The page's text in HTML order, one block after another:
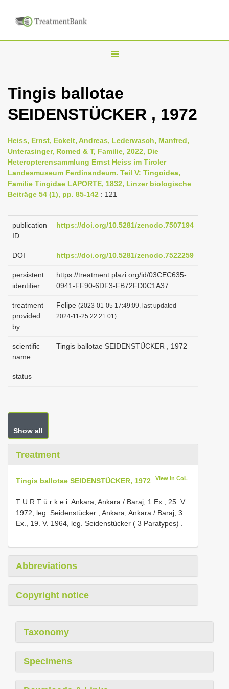
T
g
l
n
a
i
g
t
o
Tingis ballotae
SEIDENSTÜCKER , 1972
Heiss, Ernst, Eckelt, Andreas, Lederwasch, Manfred,
Unterasinger, Romed & T, Familie, 2022, Die
Heteropterensammlung Ernst Heiss im Tiroler
Landesmuseum Ferdinandeum. Teil V: Tingoidea,
Familie Tingidae LAPORTE, 1832, Linzer biologische
Beiträge 54 (1), pp. 85-142 : 121
publication
ID
https://doi.org/10.5281/zenodo.7507194
DOI https://doi.org/10.5281/zenodo.7522259
persistent
identifier
https://treatment.plazi.org/id/03CEC635-
0941-FF90-6DF3-FB72FD0C1A37
treatment
provided
by
Felipe (2023-01-05 17:49:09, last updated
2024-11-25 22:21:01)
scientific
name
Tingis ballotae SEIDENSTÜCKER , 1972
status
Show all
Treatment
Tingis ballotae SEIDENSTÜCKER, 1972 View in CoL
T U R T ü r k e i: Ankara, Ankara / Baraj, 1 Ex., 25. V.
1972, leg. Seidenstücker ; Ankara, Ankara / Baraj, 3
Ex., 19. V. 1964, leg. Seidenstücker ( 3 Paratypes)
Abbreviations
Copyright notice
Taxonomy
Specimens